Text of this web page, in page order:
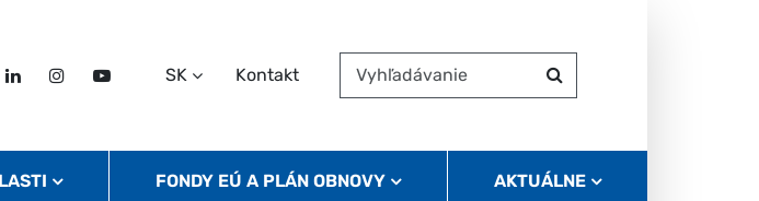
LinkedInInstagram
Twitter
SK Kontakt
Vyhľadávanie
Hľadať
FONDY EÚ A PLÁN OBNOVY AKTUÁLNE